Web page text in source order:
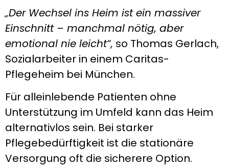
„Der Wechsel ins Heim ist ein massiver
Einschnitt – manchmal nötig, aber
emotional nie leicht“, so Thomas Gerlach,
Sozialarbeiter in einem Caritas-
Pflegeheim bei München.
Für alleinlebende Patienten ohne
Unterstützung im Umfeld kann das Heim
alternativlos sein. Bei starker
Pflegebedürftigkeit ist die stationäre
Versorgung oft die sicherere Option.